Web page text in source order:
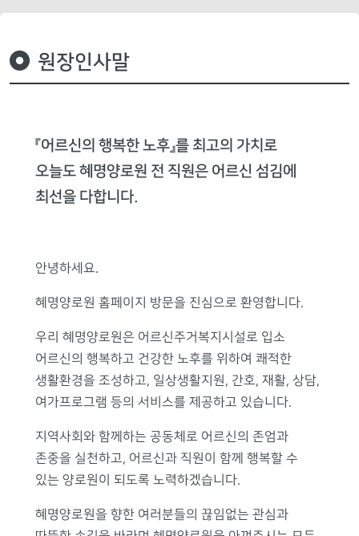
원장인사말
『어르신의 행복한 노후』를 최고의 가치로
오늘도 혜명양로원 전 직원은 어르신 섬김에
최선을 다합니다.
안녕하세요.
혜명양로원 홈페이지 방문을 진심으로 환영합니다.
우리 혜명양로원은 어르신주거복지시설로 입소
어르신의 행복하고 건강한 노후를 위하여 쾌적한
생활환경을 조성하고, 일상생활지원, 간호, 재활, 상담,
여가프로그램 등의 서비스를 제공하고 있습니다.
지역사회와 함께하는 공동체로 어르신의 존엄과
존중을 실천하고, 어르신과 직원이 함께 행복할 수
있는 양로원이 되도록 노력하겠습니다.
혜명양로원을 향한 여러분들의 끊임없는 관심과